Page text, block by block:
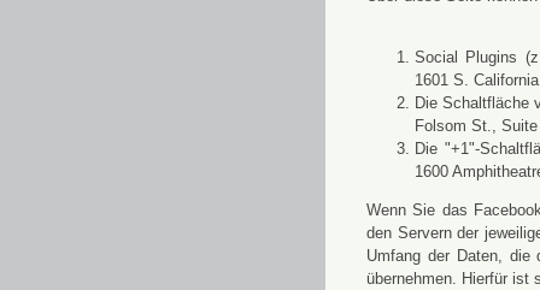
Social Plugins
1601 S.
Die Schaltfläche
Folsom St.,
Die "+1"-
1600
Wenn Sie das
den Servern der
Umfang der Daten, die
übernehmen. Hierfür ist